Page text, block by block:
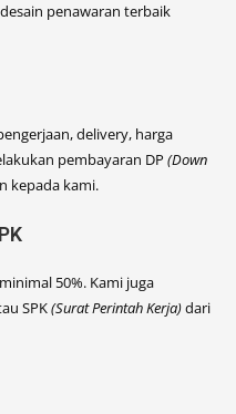
penawaran terbaik
delivery, harga
pembayaran DP(Down
kepada kami.
50%. Kami juga
SPK(Surat Perintah Kerja)dari